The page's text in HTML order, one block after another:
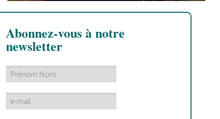
Abonnez-vous à notre
newsletter